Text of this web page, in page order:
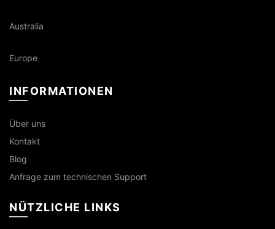
Australia
Europe
INFORMATIONEN
Über uns
Kontakt
Blog
Anfrage zum technischen Support
NÜTZLICHE LINKS